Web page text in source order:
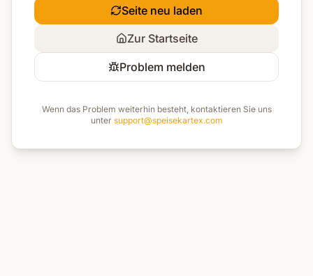
Seite neu laden
Zur Startseite
Problem melden
Wenn das Problem weiterhin besteht, kontaktieren Sie uns
unter support@speisekartex.com